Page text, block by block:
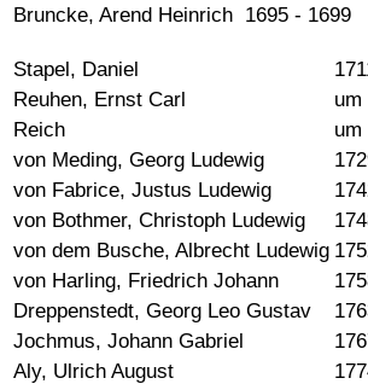
Bruncke, Arend Heinrich 1695 - 1699
Stapel, Daniel
Reuhen, Ernst Carl
um
Reich
um
von Meding, Georg Ludewig
von Fabrice, Justus Ludewig
von Bothmer, Christoph Ludewig
von dem Busche, Albrecht Ludewig
von Harling, Friedrich Johann
Dreppenstedt, Georg Leo Gustav
Jochmus, Johann Gabriel
Aly, Ulrich August